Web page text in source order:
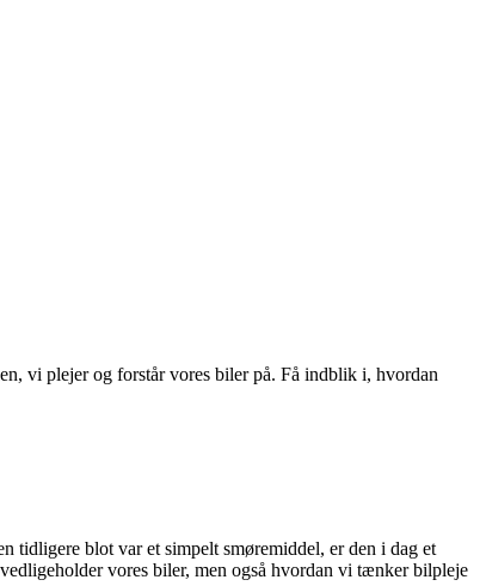
vi plejer og forstår vores biler på. Få indblik i, hvordan
blot var et simpelt smøremiddel, er den i dag et
vores biler, men også hvordan vi tænker bilpleje